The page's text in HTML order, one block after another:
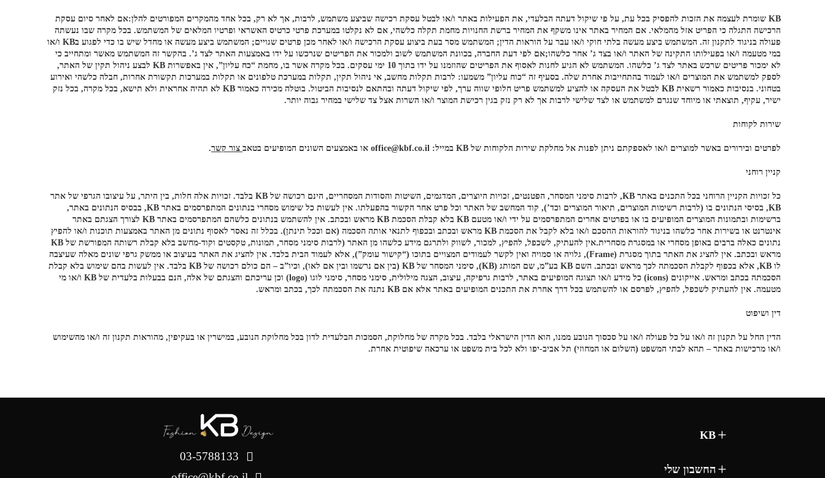
KB שומרת לעצמה את הזכות להפסיק בכל עת, על פי שיקול דעתה הבלעדי, את הפעילות באתר ו/או לבטל עסקת רכישה שביצע משתמש, לרבות, אך לא רק, בכל אחד מהמקרים המפורטים להלן:אם לאחר סיום עסקת
הרכישה התגלה כי הפריט אזל מהמלאי. אם המחיר באתר אינו משקף את המחיר ברשת החנויות מחמת תקלה כלשהי, אם לא נקלטו במערכת פרטי כרטיס האשראי ופרטיו המלאים של המשתמש. בכל מקרה שבו נעשתה
פעולה בניגוד לתקנון זה. המשתמש ביצע מעשה בלתי חוקי ו/או עבר על הוראות הדין; המשתמש מסר בעת ביצוע עסקת הרכישה ו/או לאחר מכן פרטים שגויים; המשתמש ביצע מעשה או מחדל שיש בו כדי לפגוע בKB ו/או
במי מטעמה ו/או בפעילותו התקינה של האתר ו/או בצד ג’ אחר כלשהו;אם לפי דעת החברה, בכוונת המשתמש לשוב ולמכור את הפריטים שנרכשו על ידו באמצעות האתר לצד ג’. בהקשר זה המשתמש מאשר ומתחייב כי
לא ימכור פריטים שרכש באתר לצד ג’ כלשהו. המשתמש לא הגיע לחנות לאסוף את הפריטים שהוזמנו על ידו בתוך 10 ימי עסקים. בכל מקרה אשר בו, מחמת “כח עליון”, אין באפשרות KB לבצע ניהול תקין של האתר,
לספק למשתמש את המוצרים ו/או לעמוד בהתחייבות אחרת שלה. בסעיף זה “כוח עליון” משמעו: לרבות תקלות מחשב, אי ניהול תקין, תקלות במערכת טלפונים או תקלות במערכות תקשורת אחרות, חבלה כלשהי ואירוע
בטחוני. בנסיבות כאמור רשאית KB לבטל את העסקה או להציע למשתמש פריט חלופי שווה ערך, לפי שיקול דעתה ובהתאם לנסיבות הביטול. בוטלה מכירה כאמור KB לא תהיה אחראית ולא תישא, בכל מקרה, בכל נזק
ישיר, עקיף, תוצאתי או מיוחד שנגרם למשתמש או לצד שלישי לרבות אך לא רק נזק בגין רכישת המוצר ו/או השרות אצל צד שלישי במחיר גבוה יותר.
שירות לקוחות
לפרטים ובירורים באשר למוצרים ו/או לאספקתם ניתן לפנות אל מחלקת שירות הלקוחות של KB במייל: office@kbf.co.il או באמצעים השונים המופיעים בטאב צור קשר.
קניין רוחני
כל זכויות הקניין הרוחני בכל התכנים באתר KB, לרבות סימני המסחר, הפטנטים, זכויות היוצרים, המדגמים, השיטות והסודות המסחריים, הינם רכושה של KB בלבד. זכויות אלה חלות, בין היתר, על עיצובו הגרפי של אתר
KB, בסיסי הנתונים בו (לרבות רשימות המוצרים, תיאור המוצרים וכד’), קוד המחשב של האתר וכל פרט אחר הקשור בהפעלתו. אין לעשות כל שימוש מסחרי בנתונים המתפרסמים באתר KB, בבסיס הנתונים באתר,
ברשימות ובתמונות המוצרים המופיעים בו או בפרטים אחרים המתפרסמים על ידי ו/או מטעם KB בלא קבלת הסכמת KB מראש ובכתב. אין להשתמש בנתונים כלשהם המתפרסמים באתר KB לצורך הצגתם באתר
אינטרנט או בשירות אחר כלשהו בניגוד להוראות ההסכם ו/או בלא לקבל את הסכמת KB מראש ובכתב ובכפוף לתנאי אותה הסכמה (אם וככל תינתן). בכלל זה נאסר לאסוף נתונים מן האתר באמצעות תוכנות ו/או להפיץ
נתונים כאלה ברבים באופן מסחרי או במסגרת מסחרית.אין להעתיק, לשכפל, להפיץ, למכור, לשווק ולתרגם מידע כלשהו מן האתר (לרבות סימני מסחר, תמונות, טקסטים וקוד-מחשב בלא קבלת רשותה המפורשת של KB
מראש ובכתב. אין להציג את האתר בתוך מסגרת (Frame), גלויה או סמויה ואין לקשר לעמודים המצויים בתוכו (“קישור עומק”), אלא לעמוד הבית בלבד. אין להציג את האתר בעיצוב או ממשק גרפי שונים מאלה שעיצבה
לו KB, אלא בכפוף לקבלת הסכמתה לכך מראש ובכתב. השם KB בע”מ, שם המותג (KB), סימני המסחר של KB (בין אם נרשמו ובין אם לאו), וכיו”ב – הם כולם רכושה של KB בלבד. אין לעשות בהם שימוש בלא קבלת
הסכמתה בכתב ומראש. אייקונים (icons) כל מידע ו/או תצוגה המופיעים באתר, לרבות גרפיקה, עיצוב, הצגה מילולית, סימני מסחר, סימני לוגו (logo) וכן עריכתם והצגתם של אלה, הנם בבעלות בלעדית של KB ו/או מי
מטעמה. אין להעתיק לשכפל, להפיץ, לפרסם או להשתמש בכל דרך אחרת את התכנים המופיעים באתר אלא אם KB נתנה את הסכמתה לכך, בכתב ומראש.
דין ושיפוט
הדין החל על תקנון זה ו/או על כל פעולה ו/או על סכסוך הנובע ממנו, הוא הדין הישראלי בלבד. בכל מקרה של מחלוקת, הסמכות הבלעדית לדון בכל מחלוקת הנובע, במישרין או בעקיפין, מהוראות תקנון זה ו/או מהשימוש
ו/או מרכישות באתר – תהא לבתי המשפט (השלום או המחוזי) תל אביב-יפו ולא לכל בית משפט או ערכאה שיפוטית אחרת.
KB
החשבון שלי
03-5788133